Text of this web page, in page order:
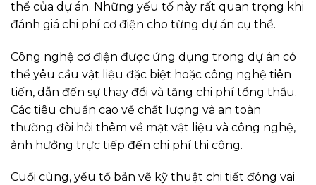
thể của dự án. Những yếu tố này rất quan trọng khi
đánh giá chi phí cơ điện cho từng dự án cụ thể.
Công nghệ cơ điện được ứng dụng trong dự án có
thể yêu cầu vật liệu đặc biệt hoặc công nghệ tiên
tiến, dẫn đến sự thay đổi và tăng chi phí tổng thầu.
Các tiêu chuẩn cao về chất lượng và an toàn
thường đòi hỏi thêm về mặt vật liệu và công nghệ,
ảnh hưởng trực tiếp đến chi phí thi công.
Cuối cùng, yếu tố bản vẽ kỹ thuật chi tiết đóng vai